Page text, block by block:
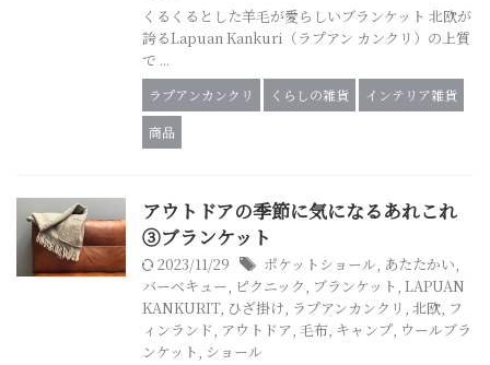
くるくるとした羊毛が愛らしいブランケット 北欧が
誇るLapuan Kankuri（ラプアン カンクリ）の上質
で ...
ラプアンカンクリ くらしの雑貨
インテリア雑貨
商品
アウトドアの季節に気になるあれこれ
③ブランケット
2023/11/29 ポケットショール, あたたかい,
バーベキュー, ピクニック, ブランケット, LAPUAN
KANKURIT, ひざ掛け, ラプアンカンクリ , 北欧, フ
ィンランド, アウトドア, 毛布, キャンプ, ウールブラ
ンケット, ショール